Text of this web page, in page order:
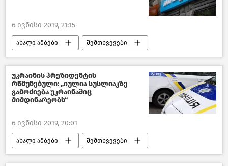
6 ივნისი 2019, 21:15
ახალი ამბები შემთხვევები
კრიმინალი საქართველოში
საქართველო
უკრაინის პრეზიდენტის
რწმუნებული: „იულია სუსლიაკზე
გამოძიება უკრაინაშიც
მიმდინარეობს“
6 ივნისი 2019, 20:01
ახალი ამბები შემთხვევები
გახმაურებული სასამართლო პროცესები